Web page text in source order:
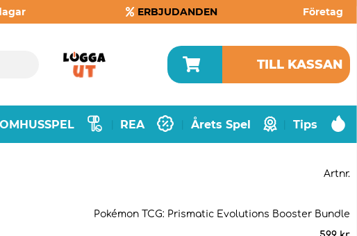
ERBJUDANDEN Företag
TILL KASSAN
REA Årets Spel Tips
Artnr.
Pokémon TCG: Prismatic Evolutions Booster Bundle